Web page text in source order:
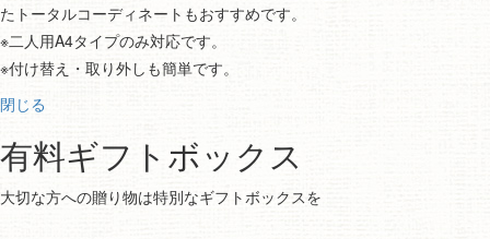
たトータルコーディネートもおすすめです。
※二人用A4タイプのみ対応です。
※付け替え・取り外しも簡単です。
閉じる
有料ギフトボックス
大切な方への贈り物は特別なギフトボックスを